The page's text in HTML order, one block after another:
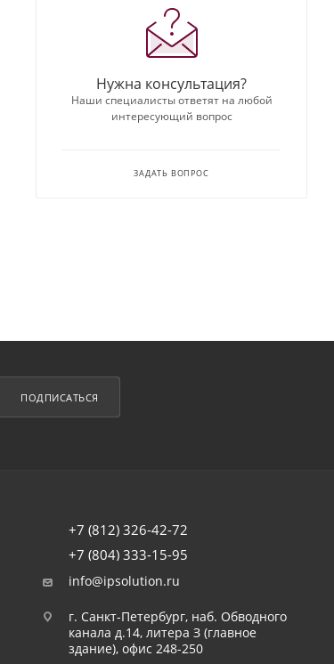
Нужна консультация?
Наши специалисты ответят на любой
интересующий вопрос
ЗАДАТЬ ВОПРОС
ПОДПИСАТЬСЯ
+7 (812) 326-42-72
+7 (804) 333-15-95
info@ipsolution.ru
г. Санкт-Петербург, наб. Обводного
канала д.14, литера З (главное
здание), офис 248-250